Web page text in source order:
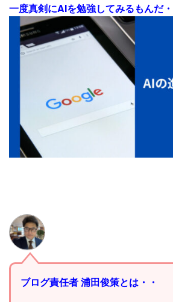
一度真剣にAIを勉強してみるもんだ・
ブログ責任者 浦田俊策とは・・